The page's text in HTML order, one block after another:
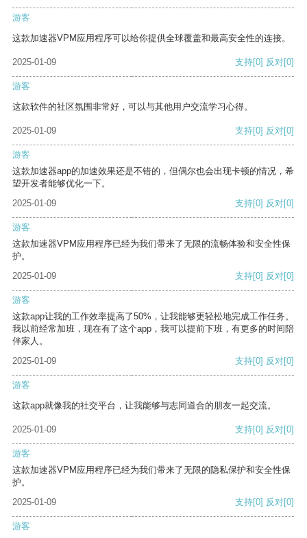
游客
这款加速器VPM应用程序可以给你提供全球覆盖和最高安全性的连接。
2025-01-09 支持[0] 反对[0]
游客
这款软件的社区氛围非常好，可以与其他用户交流学习心得。
2025-01-09 支持[0] 反对[0]
游客
这款加速器app的加速效果还是不错的，但偶尔也会出现卡顿的情况，希
望开发者能够优化一下。
2025-01-09
支持[0] 反对[0]
游客
这款加速器VPM应用程序已经为我们带来了无限的流畅体验和安全性保
护。
2025-01-09
支持[0] 反对[0]
游客
这款app让我的工作效率提高了50%，让我能够更轻松地完成工作任务。
我以前经常加班，现在有了这个app，我可以提前下班，有更多的时间陪
伴家人。
2025-01-09
支持[0] 反对[0]
游客
这款app就像我的社交平台，让我能够与志同道合的朋友一起交流。
2025-01-09 支持[0] 反对[0]
游客
这款加速器VPM应用程序已经为我们带来了无限的隐私保护和安全性保
护。
2025-01-09
支持[0] 反对[0]
游客